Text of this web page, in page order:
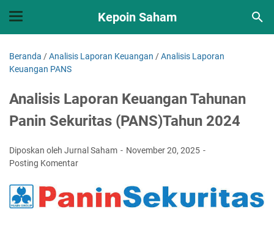
Kepoin Saham
Beranda /Analisis Laporan Keuangan /Analisis Laporan
Keuangan PANS
Analisis Laporan Keuangan Tahunan
Panin Sekuritas (PANS)Tahun 2024
Diposkan oleh Jurnal Saham
November 20, 2025
Posting Komentar